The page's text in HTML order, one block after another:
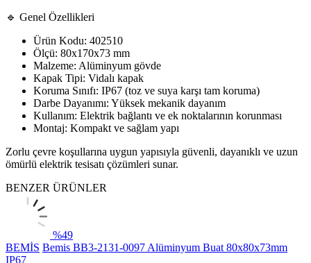
🔹 Genel Özellikleri
Ürün Kodu: 402510
Ölçü: 80x170x73 mm
Malzeme: Alüminyum gövde
Kapak Tipi: Vidalı kapak
Koruma Sınıfı: IP67 (toz ve suya karşı tam koruma)
Darbe Dayanımı: Yüksek mekanik dayanım
Kullanım: Elektrik bağlantı ve ek noktalarının korunması
Montaj: Kompakt ve sağlam yapı
Zorlu çevre koşullarına uygun yapısıyla güvenli, dayanıklı ve uzun
ömürlü elektrik tesisatı çözümleri sunar.
BENZER ÜRÜNLER
%49
BEMİS Bemis BB3-2131-0097 Alüminyum Buat 80x80x73mm
IP67